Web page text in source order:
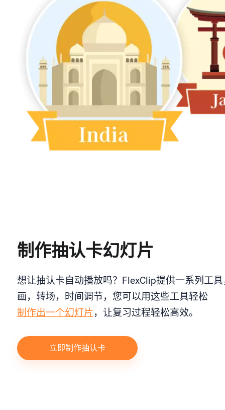
制作抽认卡幻灯片
想让抽认卡自动播放吗？FlexClip提供一系列工
画，转场，时间调节，您可以用这些工具轻松
制作出一个幻灯片，让复习过程轻松高效。
立即制作抽认卡